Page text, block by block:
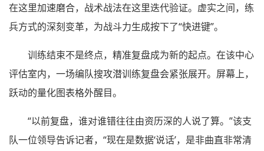
在这里加速磨合，战术战法在这里迭代验证。虚实之间，练
兵方式的深刻变革，为战斗力生成按下了“快进键”。
训练结束不是终点，精准复盘成为新的起点。在该中心
评估室内，一场编队搜攻潜训练复盘会紧张展开。屏幕上，
跃动的量化图表格外醒目。
“以前复盘，谁对谁错往往由资历深的人说了算。”该支
队一位领导告诉记者，“现在是数据‘说话’，是非曲直非常清